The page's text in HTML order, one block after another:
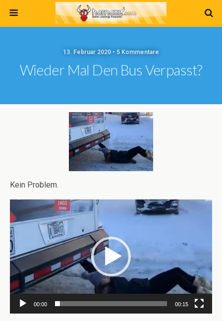
13. Februar 2020 • 5 Kommentare
Wieder Mal Den Bus Verpasst?
Kein Problem.
Player
00:00 00:15